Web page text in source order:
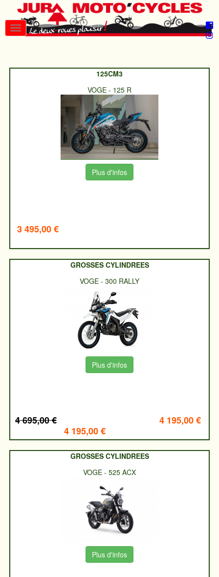
125CM3
VOGE - 125 R
Plus d'infos
3 495,00 €
GROSSES CYLINDREES
VOGE - 300 RALLY
Plus d'infos
4 695,00 €
4 195,00 €
4 195,00 €
GROSSES CYLINDREES
VOGE - 525 ACX
Plus d'infos